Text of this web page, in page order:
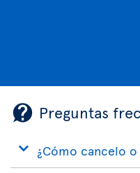
Preguntas
¿Cómo cancelo